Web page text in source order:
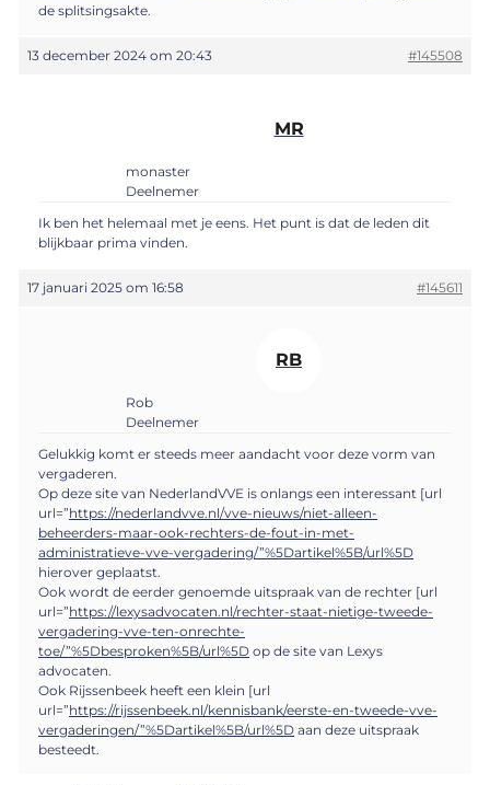
de splitsingsakte.
13 december 2024 om 20:43 #145508
MR
monaster
Deelnemer
Ik ben het helemaal met je eens. Het punt is dat de leden dit
blijkbaar prima vinden.
17 januari 2025 om 16:58 #145611
RB
Rob
Deelnemer
Gelukkig komt er steeds meer aandacht voor deze vorm van
vergaderen.
Op deze site van NederlandVVE is onlangs een interessant [url
url=”https://nederlandvve.nl/vve-nieuws/niet-alleen-
beheerders-maar-ook-rechters-de-fout-in-met-
administratieve-vve-vergadering/”%5Dartikel%5B/url%5D
hierover geplaatst.
Ook wordt de eerder genoemde uitspraak van de rechter [url
url=”https://lexysadvocaten.nl/rechter-staat-nietige-tweede-
vergadering-vve-ten-onrechte-
toe/”%5Dbesproken%5B/url%5D op de site van Lexys
advocaten.
Ook Rijssenbeek heeft een klein [url
url=”https://rijssenbeek.nl/kennisbank/eerste-en-tweede-vve-
vergaderingen/”%5Dartikel%5B/url%5D aan deze uitspraak
besteedt.